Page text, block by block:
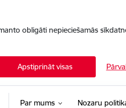
obligāti nepieciešamās
Apstiprināt visas
Par mums Nozaru